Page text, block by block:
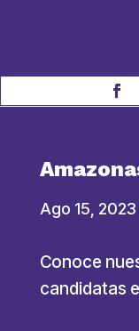
Ago 15, 2023
Conoce
candidatas